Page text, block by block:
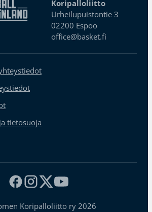
Koripalloliitto
Urheilupuistontie 3
02200 Espoo
office@basket.fi
tietosuoja
Koripalloliitto ry 2026